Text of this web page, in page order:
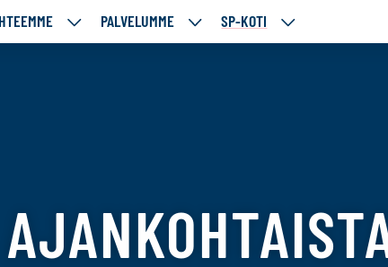
KOHTEEMME
PALVELUMME
PALVELUMME
SP-KOTI
SP-